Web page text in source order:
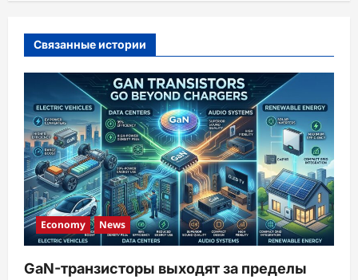
Связанные истории
Economy News
GaN-транзисторы выходят за пределы